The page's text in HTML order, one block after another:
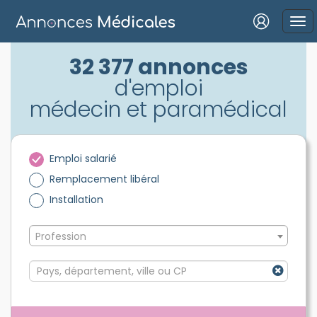
Mot de passe oublié ?
Se connecter avec Facebook
32 377 annonces
d'emploi
médecin et paramédical
Emploi salarié
Remplacement libéral
Installation
Profession